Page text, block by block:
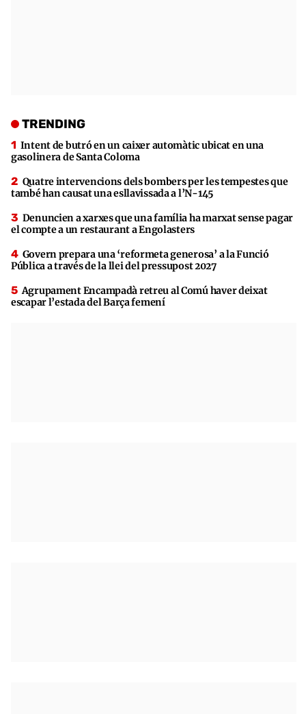
TRENDING
Intent de butró en un caixer automàtic ubicat en una
gasolinera de Santa Coloma
Quatre intervencions dels bombers per les tempestes que
també han causat una esllavissada a l’N-145
Denuncien a xarxes que una família ha marxat sense pagar
el compte a un restaurant a Engolasters
Govern prepara una ‘reformeta generosa’ a la Funció
Pública a través de la llei del pressupost 2027
Agrupament Encampadà retreu al Comú haver deixat
escapar l’estada del Barça femení